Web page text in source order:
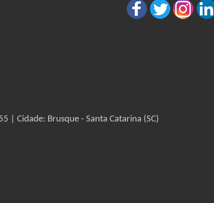
| Cidade: Brusque - Santa Catarina (SC)